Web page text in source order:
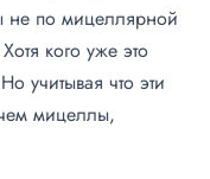
не по мицеллярной
кого уже это
учитывая что эти
мицеллы,